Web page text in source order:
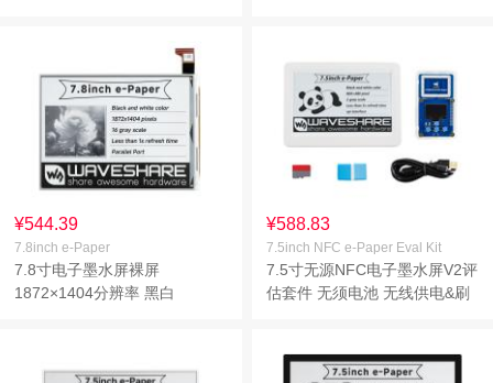
¥544.39
7.8inch e-Paper
7.8寸电子墨水屏裸屏
1872×1404分辨率 黑白
¥588.83
7.5inch NFC e-Paper Eval Kit
7.5寸无源NFC电子墨水屏V2评
估套件 无须电池 无线供电&刷